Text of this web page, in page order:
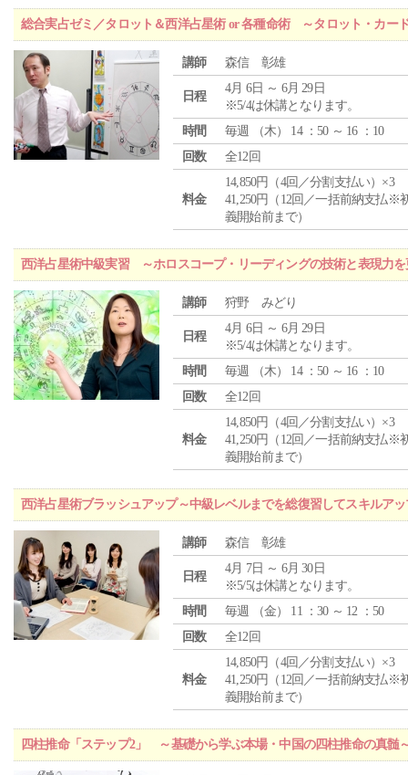
総合実占ゼミ／タロット＆西洋占星術 or 各種命術 ～タロット・カー
講師 森信 彰雄
日程
4月 6日 ～ 6月 29日
※5/4は休講となります。
時間
毎週 （木） 14 ：50 ～ 16 ：10
回数
全12回
料金
14,850円（4回／分割支払い）×3
41,250円（12回／一括前納支払※
義開始前まで）
西洋占星術中級実習 ～ホロスコープ・リーディングの技術と表現力
講師 狩野 みどり
日程
4月 6日 ～ 6月 29日
※5/4は休講となります。
時間
毎週 （木） 14 ：50 ～ 16 ：10
回数
全12回
料金
14,850円（4回／分割支払い）×3
41,250円（12回／一括前納支払※
義開始前まで）
西洋占星術ブラッシュアップ～中級レベルまでを総復習してスキルア
講師 森信 彰雄
日程
4月 7日 ～ 6月 30日
※5/5は休講となります。
時間
毎週 （金） 11 ：30 ～ 12 ：50
回数
全12回
料金
14,850円（4回／分割支払い）×3
41,250円（12回／一括前納支払※
義開始前まで）
四柱推命「ステップ2」 ～基礎から学ぶ本場・中国の四柱推命の真髄